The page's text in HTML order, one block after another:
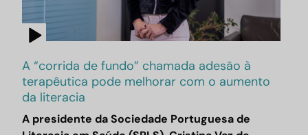
A “corrida de fundo” chamada adesão à
terapêutica pode melhorar com o aumento
da literacia
A presidente da Sociedade Portuguesa de